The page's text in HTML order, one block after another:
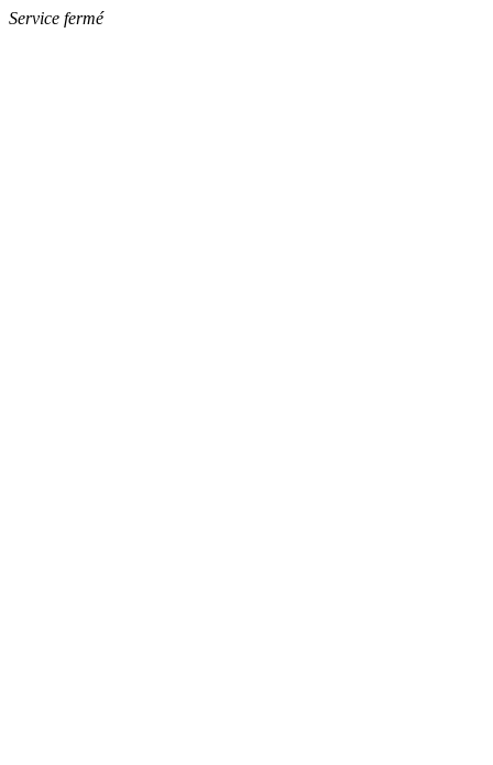
Service fermé